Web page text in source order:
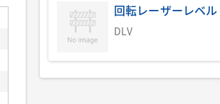
回転レーザーレベル
DLV